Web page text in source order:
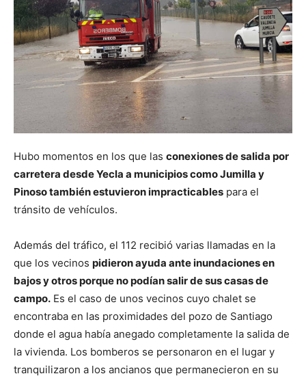
Hubo momentos en los que las conexiones de salida por
carretera desde Yecla a municipios como Jumilla y
Pinoso también estuvieron impracticables para el
tránsito de vehículos.
Además del tráfico, el 112 recibió varias llamadas en la
que los vecinos pidieron ayuda ante inundaciones en
bajos y otros porque no podían salir de sus casas de
campo. Es el caso de unos vecinos cuyo chalet se
encontraba en las proximidades del pozo de Santiago
donde el agua había anegado completamente la salida de
la vivienda. Los bomberos se personaron en el lugar y
tranquilizaron a los ancianos que permanecieron en su